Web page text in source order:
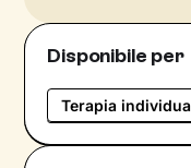
Disponibile per
Terapia